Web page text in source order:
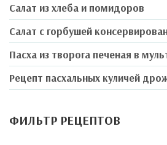
Салат из хлеба и помидоров
Салат с горбушей
Пасха из творога печеная в
Рецепт пасхальных куличей
ФИЛЬТР РЕЦЕПТОВ